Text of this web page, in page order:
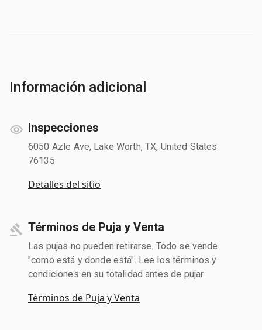
Información adicional
Inspecciones
6050 Azle Ave, Lake Worth, TX, United States
76135
Detalles del sitio
Términos de Puja y Venta
Las pujas no pueden retirarse. Todo se vende
"como está y donde está". Lee los términos y
condiciones en su totalidad antes de pujar.
Términos de Puja y Venta